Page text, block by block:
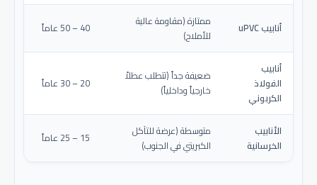
أنابيب uPVC
ممتازة (مقاومة عالية
للأملاح)
40 – 50 عاماً
أنابيب
الفولاذ
الكربوني
ضعيفة جداً (تتطلب عطلاً
خارجياً وداخلياً)
20 – 30 عاماً
الأنابيب
الخرسانية
متوسطة (عرضة للتآكل
الكبريتي في الجنوب)
15 – 25 عاماً